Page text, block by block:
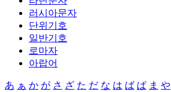
러시아문자
단위기호
일반기호
로마자
아랍어
あ ぁ か が さ ざ た だ な は ば ぱ ま や